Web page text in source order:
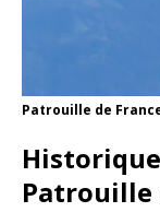
Patrouille de
Patrouille